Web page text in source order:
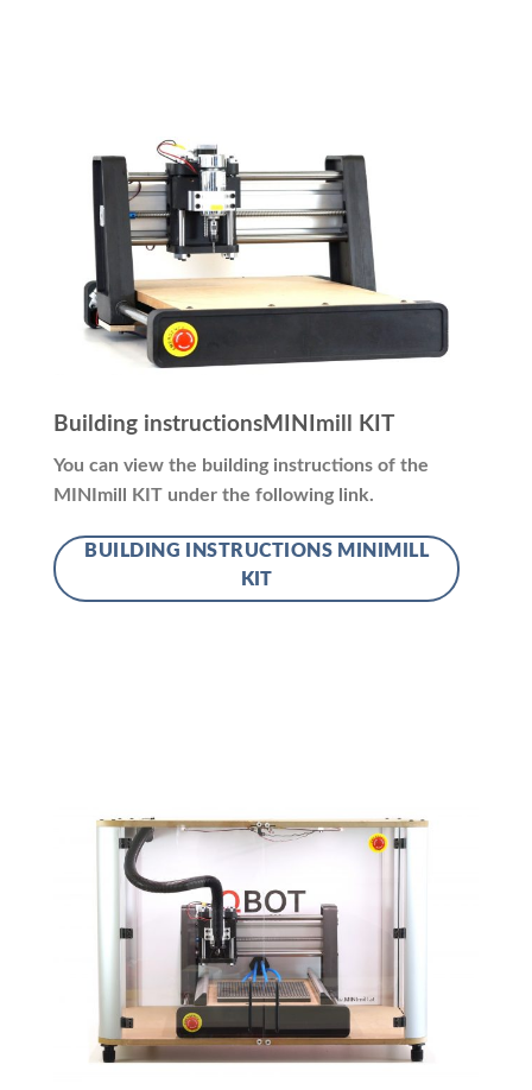
Building instructionsMINImill KIT
You can view the building instructions of the
MINImill KIT under the following link.
BUILDING INSTRUCTIONS MINIMILL
KIT